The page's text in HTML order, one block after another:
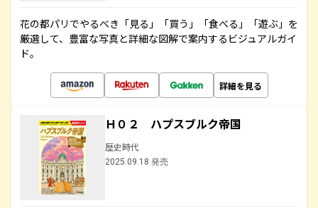
花の都パリでやるべき「見る」「買う」「食べる」「遊ぶ」を
厳選して、豊富な写真と詳細な図解で案内するビジュアルガイ
ド。
詳細を見る
Ｈ０２ ハプスブルク帝国
歴史時代
2025.09.18 発売